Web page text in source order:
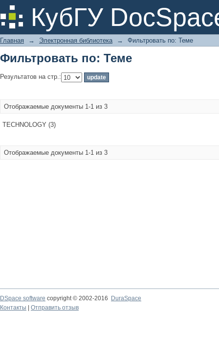
КубГУ
Фильтровать по: Теме
Главная → Электронная библиотека → Фильтровать по: Теме
Фильтровать по: Теме
Результатов на стр.:
Отображаемые документы 1-1 из 3
TECHNOLOGY (3)
Отображаемые документы 1-1 из 3
DSpace software copyright © 2002-2016
DuraSpace
Контакты
Отправить отзыв